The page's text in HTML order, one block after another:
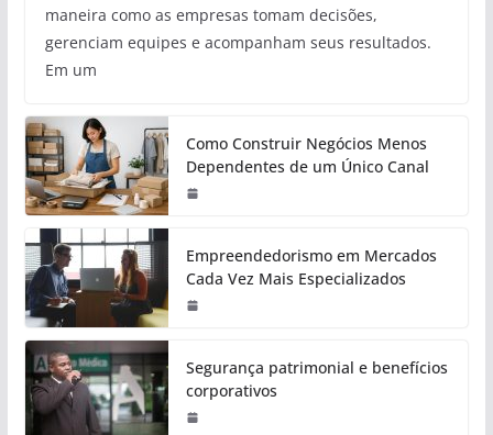
maneira como as empresas tomam decisões,
gerenciam equipes e acompanham seus resultados.
Em um
Como Construir Negócios Menos
Dependentes de um Único Canal
Empreendedorismo em Mercados
Cada Vez Mais Especializados
Segurança patrimonial e benefícios
corporativos